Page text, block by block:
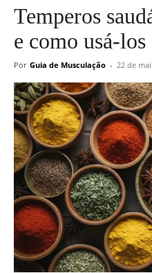
Temperos
e como usá-los
Por Guia de Musculação - 22 de